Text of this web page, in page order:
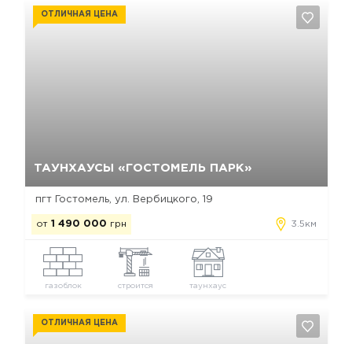
ТАУНХАУСЫ «ГОСТОМЕЛЬ ПАРК»
ОТЛИЧНАЯ ЦЕНА
пгт Гостомель, ул. Вербицкого, 19
от 1 490 000 грн 3.5км
газоблок строится таунхаус
ОТЛИЧНАЯ ЦЕНА